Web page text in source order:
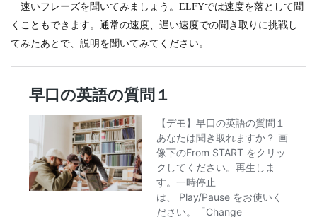
速いフレーズを聞いてみましょう。ELFYでは速度を落として聞
くこともできます。通常の速度、遅い速度での聞き取りに挑戦し
てみたあとで、説明を聞いてみてください。